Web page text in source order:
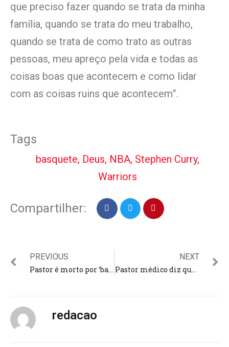
que preciso fazer quando se trata da minha
família, quando se trata do meu trabalho,
quando se trata de como trato as outras
pessoas, meu apreço pela vida e todas as
coisas boas que acontecem e como lidar
com as coisas ruins que acontecem”.
Tags
basquete, Deus, NBA, Stephen Curry,
Warriors
Compartilher:
PREVIOUS
Pastor é morto por ‘bala perdida’ enquanto evangelizava, no sul da Bahia
NEXT
Pastor médico diz que caminhos estreitos nas montanhas não o impedem de atender aldeões
redacao